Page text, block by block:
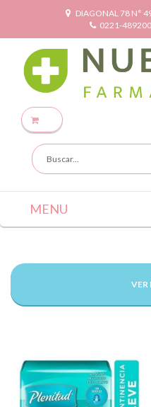
DIAGONAL 78 N°
0221-
MENU
VER